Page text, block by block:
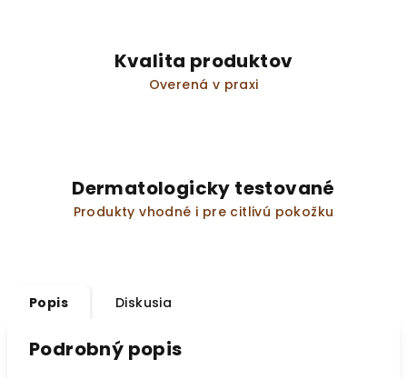
Kvalita produktov
Overená v praxi
Dermatologicky testované
Produkty vhodné i pre citlivú pokožku
Popis Diskusia
Podrobný popis